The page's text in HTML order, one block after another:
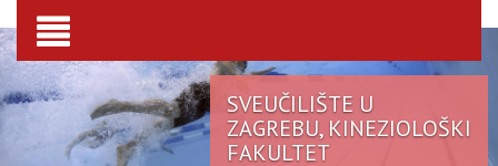
Toggle
navigation
SVEUČILIŠTE U
ZAGREBU, KINEZIOLOŠKI
FAKULTET